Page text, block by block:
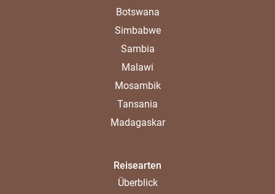
Botswana
Simbabwe
Sambia
Malawi
Mosambik
Tansania
Madagaskar
Reisearten
Überblick